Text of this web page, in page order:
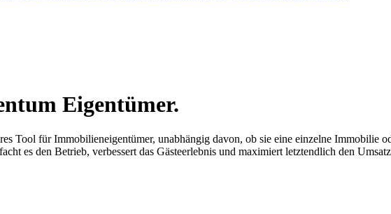
Eigentümer.
Tool für Immobilieneigentümer, unabhängig davon, ob sie eine einzelne Immobilie
es den Betrieb, verbessert das Gästeerlebnis und maximiert letztendlich den